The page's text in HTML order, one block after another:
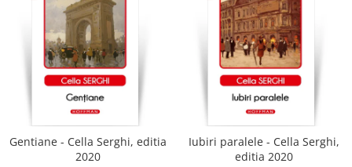
Gentiane - Cella Serghi, editia
2020
Iubiri paralele - Cella Serghi,
editia 2020